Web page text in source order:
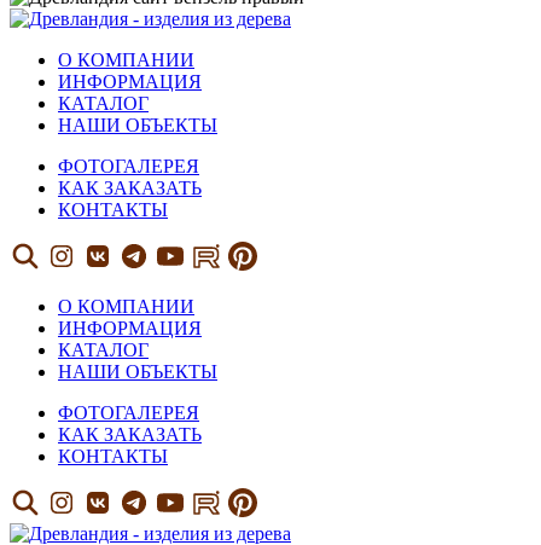
О КОМПАНИИ
ИНФОРМАЦИЯ
КАТАЛОГ
НАШИ ОБЪЕКТЫ
ФОТОГАЛЕРЕЯ
КАК ЗАКАЗАТЬ
КОНТАКТЫ
О КОМПАНИИ
ИНФОРМАЦИЯ
КАТАЛОГ
НАШИ ОБЪЕКТЫ
ФОТОГАЛЕРЕЯ
КАК ЗАКАЗАТЬ
КОНТАКТЫ